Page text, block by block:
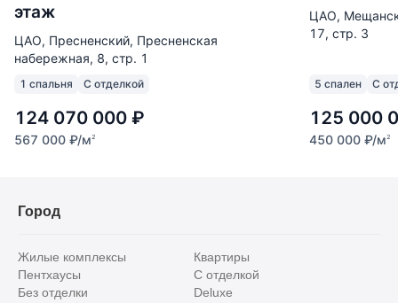
этаж
ЦАО, Пресненский, Пресненская
набережная, 8, стр. 1
1 спальня С отделкой
124 070 000 ₽
567 000 ₽/м2
ЦАО,
17, стр. 3
5 спален С
125 000
450 000 ₽/м2
Город
Жилые комплексы
Квартиры
Пентхаусы
С отделкой
Без отделки
Deluxe